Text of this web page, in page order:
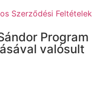
Szerződési Feltételek
Program
valósult